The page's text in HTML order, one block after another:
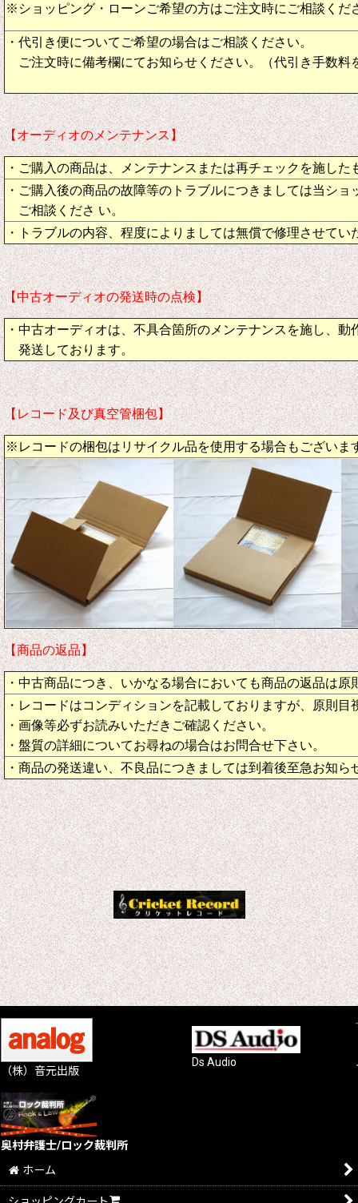
※ショッピング・ローンご希望の方はご注文時にご相談くだ
・代引き便についてご希望の場合はご相談ください。
ご注文時に備考欄にてお知らせください。（代引き手数料
【オーディオのメンテナンス】
・ご購入の商品は、メンテナンスまたは再チェックを施し
・ご購入後の商品の故障等のトラブルにつきましては当ショ
ご相談くださ い。
・トラブルの内容、程度によりましては無償で修理させてい
【中古オーディオの発送時の点検】
・中古オーディオは、不具合箇所のメンテナンスを施し、動
発送しております。
【レコード及び真空管梱包】
※レコードの梱包はリサイクル品を使用する場合もございま
【商品の返品】
・中古商品につき、いかなる場合においても商品の返品は原
・レコードはコンディションを記載しておりますが、原則目
・画像等必ずお読みいただきご確認ください。
・盤質の詳細についてお尋ねの場合はお問合せ下さい。
・商品の発送違い、不良品につきましては到着後至急お知ら
（株）音元出版
Ds Audio
奥村弁護士/ロック裁判所
ホーム